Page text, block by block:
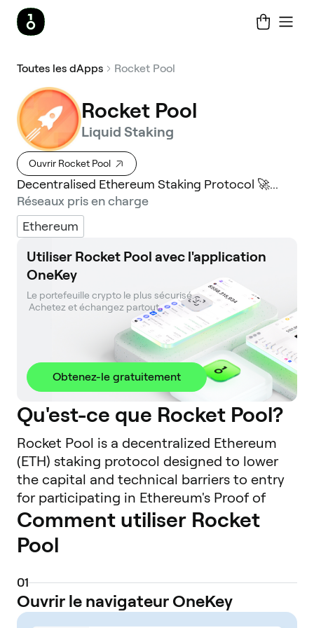
Toutes les dApps Rocket Pool
Rocket Pool
Liquid Staking
Ouvrir Rocket Pool
Decentralised Ethereum Staking Protocol 🚀...
Réseaux pris en charge
Ethereum
Utiliser Rocket Pool avec l'application
OneKey
Le portefeuille crypto le plus sécurisé.
Achetez et échangez partout.
Obtenez-le gratuitement
Qu'est-ce que Rocket Pool?
Rocket Pool is a decentralized Ethereum
(ETH) staking protocol designed to lower
the capital and technical barriers to entry
for participating in Ethereum's Proof of
Stake (PoS) consensus mechanism. Since
the transition of Ethereum to PoS, staking
requires a deposit of 32 ETH to run a
financial hurdle for many users. Rocket
Pool addresses this by pooling user funds
Comment utiliser Rocket
Pool
01
Ouvrir le navigateur OneKey